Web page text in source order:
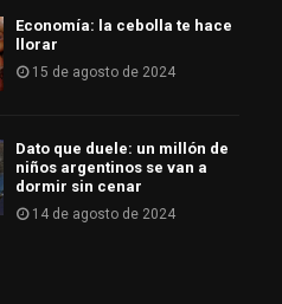
Economía: la cebolla te hace
llorar
15 de agosto de 2024
Dato que duele: un millón de
niños argentinos se van a
dormir sin cenar
14 de agosto de 2024